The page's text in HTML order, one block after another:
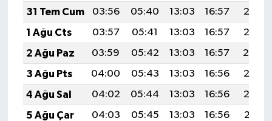
31 Tem Cum
03:56 05:40 13:03 16:57
20:16
1 Ağu Cts
03:57 05:41 13:03 16:57
20:15
2 Ağu Paz
03:59 05:42 13:03 16:57
20:14
3 Ağu Pts
04:00 05:43 13:03 16:56
20:13
4 Ağu Sal
04:02 05:44 13:03 16:56
20:12
5 Ağu Çar
04:03 05:45 13:03 16:56
20:11